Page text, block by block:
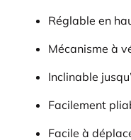
Réglable en
Mécanisme à
Inclinable
Facilement
Facile à